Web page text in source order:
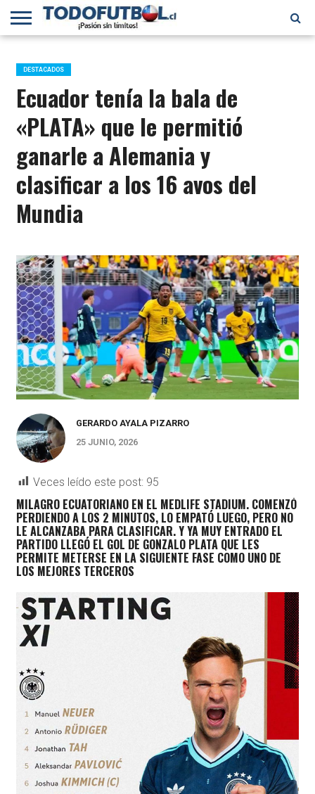
PRIMERA
B
SELECCIÓN
CHILENA
CHILENOS
EN EL
MUNDO
FÚTBOL
INTERNACIONAL
DESTACADOS
Ecuador tenía la bala de
«PLATA» que le permitió
ganarle a Alemania y
clasificar a los 16 avos del
Mundia
GERARDO AYALA PIZARRO
25 JUNIO, 2026
Veces leído este post: 95
MILAGRO ECUATORIANO EN EL MEDLIFE STADIUM. COMENZÓ
PERDIENDO A LOS 2 MINUTOS, LO EMPATÓ LUEGO, PERO NO
LE ALCANZABA PARA CLASIFICAR. Y YA MUY ENTRADO EL
PARTIDO LLEGÓ EL GOL DE GONZALO PLATA QUE LES
PERMITE METERSE EN LA SIGUIENTE FASE COMO UNO DE
LOS MEJORES TERCEROS